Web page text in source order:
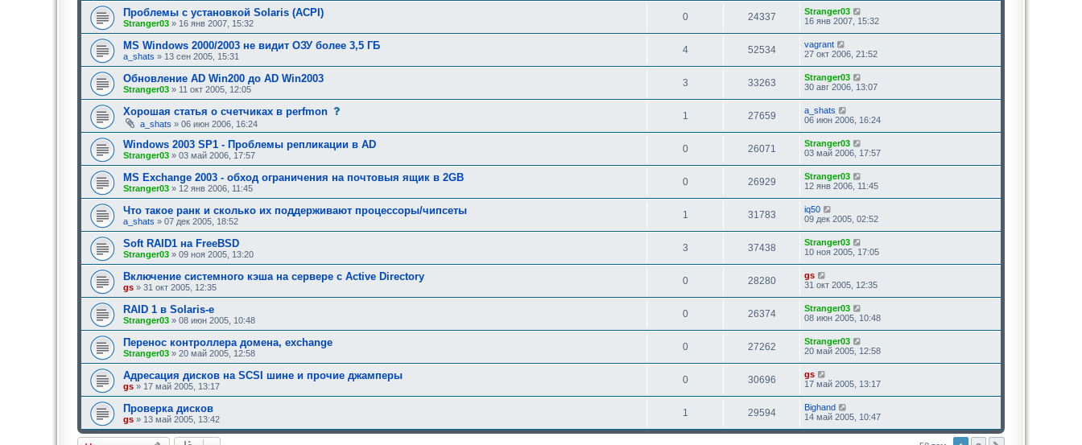
е
н
и
я
:
Проблемы с установкой Solaris (ACPI)
Stranger03 » 16 янв 2007, 15:32
0 24337
Stranger03
16 янв 2007, 15:32
MS Windows 2000/2003 не видит ОЗУ более 3,5 ГБ
a_shats » 13 сен 2005, 15:31
4 52534
vagrant
27 окт 2006, 21:52
Обновление AD Win200 до AD Win2003
Stranger03 » 11 окт 2005, 12:05
3 33263
Stranger03
30 авг 2006, 13:07
Хорошая статья о счетчиках в perfmon
щ
н
и
,
р
б
щ
е
е
р
:
a_shats » 06 июн 2006, 16:24
1 27659
a_shats
06 июн 2006, 16:24
Windows 2003 SP1 - Проблемы репликации в AD
Stranger03 » 03 май 2006, 17:57
0 26071
Stranger03
03 май 2006, 17:57
MS Exchange 2003 - обход ограничения на почтовыя ящик в 2GB
Stranger03 » 12 янв 2006, 11:45
0 26929
Stranger03
12 янв 2006, 11:45
Что такое ранк и сколько их поддерживают процессоры/чипсеты
a_shats » 07 дек 2005, 18:52
1 31783
iq50
09 дек 2005, 02:52
Soft RAID1 на FreeBSD
Stranger03 » 09 ноя 2005, 13:20
3 37438
Stranger03
10 ноя 2005, 17:05
Включение системного кэша на сервере с Active Directory
gs » 31 окт 2005, 12:35
0 28280
gs
31 окт 2005, 12:35
RAID 1 в Solaris-е
Stranger03 » 08 июн 2005, 10:48
0 26374
Stranger03
08 июн 2005, 10:48
Перенос контроллера домена, exchange
Stranger03 » 20 май 2005, 12:58
0 27262
Stranger03
20 май 2005, 12:58
Адресация дисков на SCSI шине и прочие джамперы
gs » 17 май 2005, 13:17
0 30696
gs
17 май 2005, 13:17
Проверка дисков
gs » 13 май 2005, 13:42
1 29594
Bighand
14 май 2005, 10:47